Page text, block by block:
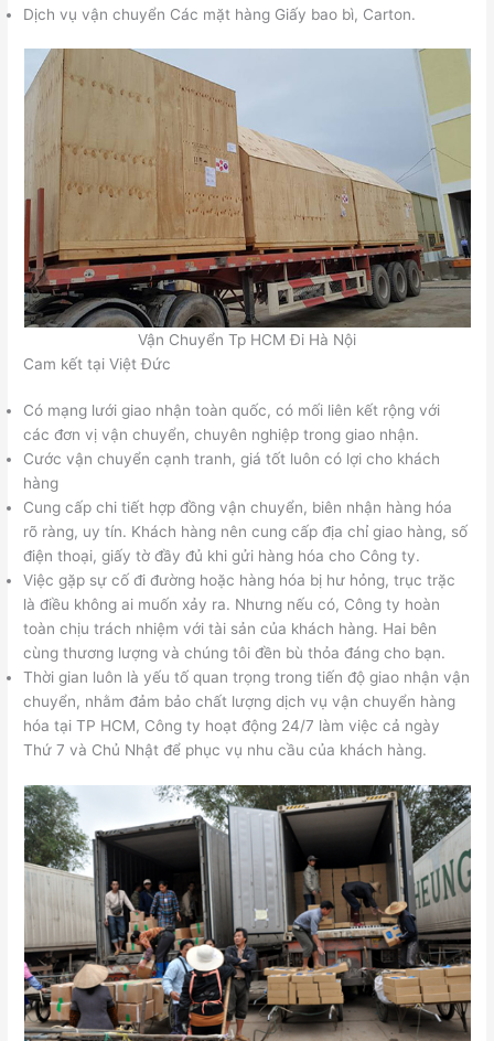
Dịch vụ vận chuyển Các mặt hàng Giấy bao bì, Carton.
Vận Chuyển Tp HCM Đi Hà Nội
Cam kết tại Việt Đức
Có mạng lưới giao nhận toàn quốc, có mối liên kết rộng với
các đơn vị vận chuyển, chuyên nghiệp trong giao nhận.
Cước vận chuyển cạnh tranh, giá tốt luôn có lợi cho khách
hàng
Cung cấp chi tiết hợp đồng vận chuyển, biên nhận hàng hóa
rõ ràng, uy tín. Khách hàng nên cung cấp địa chỉ giao hàng, số
điện thoại, giấy tờ đầy đủ khi gửi hàng hóa cho Công ty.
Việc gặp sự cố đi đường hoặc hàng hóa bị hư hỏng, trục trặc
là điều không ai muốn xảy ra. Nhưng nếu có, Công ty hoàn
toàn chịu trách nhiệm với tài sản của khách hàng. Hai bên
cùng thương lượng và chúng tôi đền bù thỏa đáng cho bạn.
Thời gian luôn là yếu tố quan trọng trong tiến độ giao nhận vận
chuyển, nhằm đảm bảo chất lượng dịch vụ vận chuyển hàng
hóa tại TP HCM, Công ty hoạt động 24/7 làm việc cả ngày
Thứ 7 và Chủ Nhật để phục vụ nhu cầu của khách hàng.